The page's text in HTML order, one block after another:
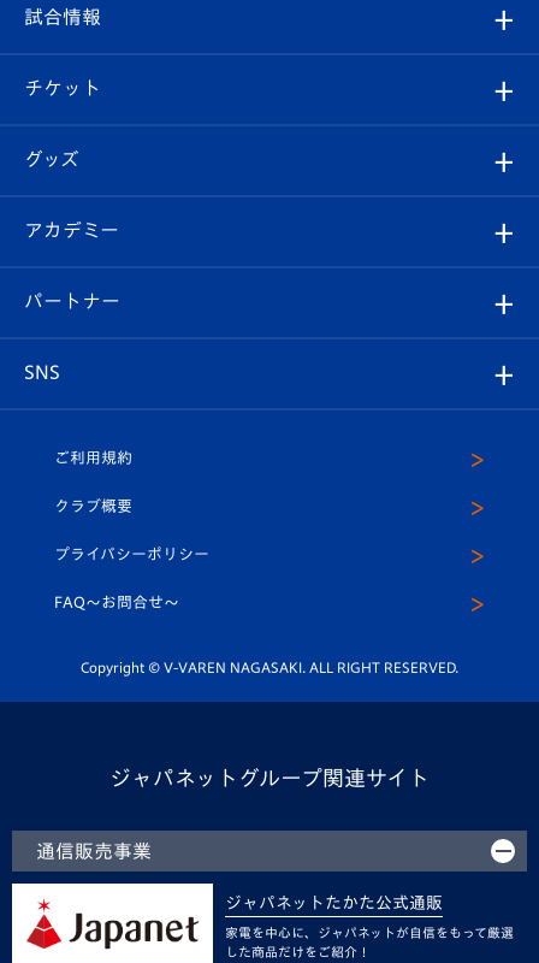
試合情報
チケット
イベント
メディア
ホームタウン
クラブ概要
エンブレム紹介
スタッフプロフィール
マスコット紹介
平和祈念活動
ホームタウン活動
観戦ルール
はじめての観戦ガイド
Revive Team
ヴィヴィくんの長崎おもてなしガイド
試合情報
試合日程/結果
フォトギャラリー
スタジアムグルメ
チケット
チケット
V-LOVERS（ファンクラブ）
プレイヤーズスイート
グッズ
オンラインショップ
店舗情報
アカデミー
育成からのお知らせ
U-18
スクール
パートナー
SNS
ヴィヴィくんインスタグラム
公式LINE＠
ご利用規約
クラブ概要
プライバシーポリシー
FAQ〜お問合せ〜
Copyright © V-VAREN NAGASAKI. ALL RIGHT RESERVED.
ジャパネットグループ関連サイト
通信販売事業
ジャパネットたかた公式通販
家電を中心に、ジャパネットが自信をもって厳選
した商品だけをご紹介！